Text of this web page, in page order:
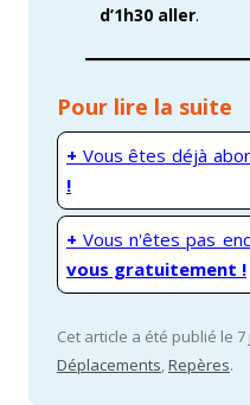
d’1h30 aller.
Pour lire la suite
+ Vous êtes déjà
!
+ Vous n'êtes pas
vous gratuitement !
Cet article a été publié le
Déplacements,Repères.